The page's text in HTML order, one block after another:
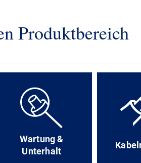
Produktbereich
Wartung &
Unterhalt